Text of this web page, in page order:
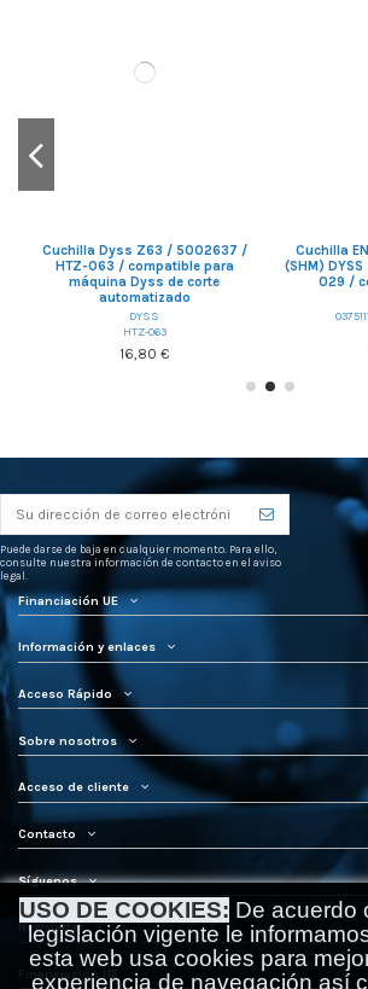
Cuchilla Dyss Z63 / 5002637 /
HTZ-063 / compatible para
máquina Dyss de corte
automatizado
DYSS
HTZ-063
16,80 €
Cuchilla EN
(SHM)
029 /
Puede darse de baja en cualquier momento. Para ello,
consulte nuestra información de contacto en el aviso
legal.
Financiación UE
Información y enlaces
Acceso Rápido
Sobre nosotros
Acceso de cliente
Contacto
USO DE COOKIES: De acuerdo
legislación vigente le
esta web usa cookies para
experiencia de navegación así
Síguenos
Newsletter
Financiación UE